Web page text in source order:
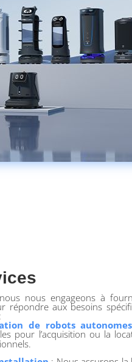
nous engageons à
répondre aux besoins
de robots autonomes
pour l’acquisition ou la